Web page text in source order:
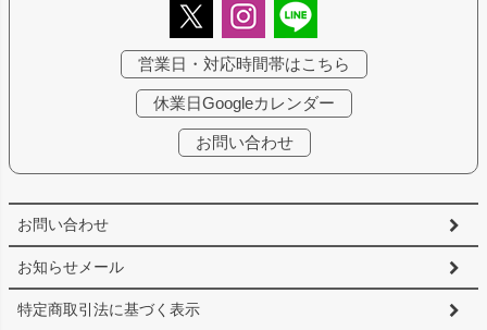
お問い合わせ
お知らせメール
特定商取引法に基づく表示
営業日・対応時間帯はこちら
休業日Googleカレンダー
お問い合わせ